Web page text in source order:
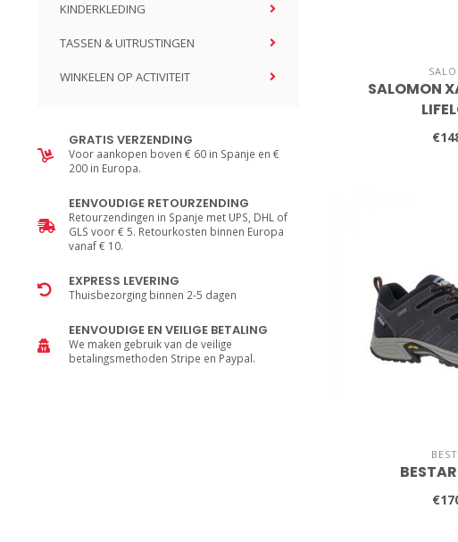
KINDERKLEDING
TASSEN & UITRUSTINGEN
WINKELEN OP ACTIVITEIT
GRATIS VERZENDING
Voor aankopen boven € 60 in Spanje en €
200 in Europa.
EENVOUDIGE RETOURZENDING
Retourzendingen in Spanje met UPS, DHL of
GLS voor € 5. Retourkosten binnen Europa
vanaf € 10.
EXPRESS LEVERING
Thuisbezorging binnen 2-5 dagen
EENVOUDIGE EN VEILIGE BETALING
We maken gebruik van de veilige
betalingsmethoden Stripe en Paypal.
SALOMON